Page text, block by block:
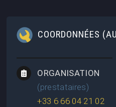
COORDONNÉES
ORGANISATION
(prestataires)
+33 6 66 04 21 02